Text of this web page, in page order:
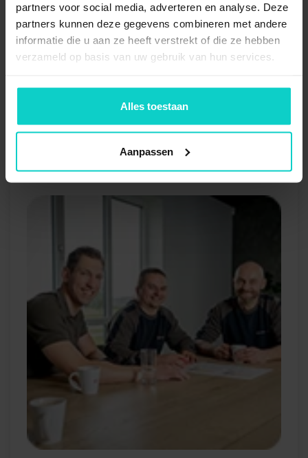
partners voor social media, adverteren en analyse. Deze
partners kunnen deze gegevens combineren met andere
informatie die u aan ze heeft verstrekt of die ze hebben
verzameld op basis van uw gebruik van hun services.
Alles toestaan
Aanpassen
10xDrager 800mm (new)
1000mm (new)